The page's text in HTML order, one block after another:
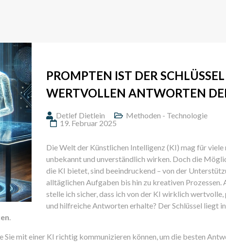
PROMPTEN IST DER
WERTVOLLEN ANTWORTEN
Detlef Dietlein
Methoden - Technologie
19. Februar 2025
Die Welt der Künstlichen Intelligenz (KI) mag für viele
unbekannt und unverständlich wirken. Doch die
die KI bietet, sind beeindruckend – von der
alltäglichen Aufgaben bis hin zu kreativen Prozessen.
stelle ich sicher, dass ich von der KI wirklich wertvolle,
und hilfreiche Antworten erhalte? Der Schlüssel liegt
.
Sie mit einer KI richtig kommunizieren können, um die besten